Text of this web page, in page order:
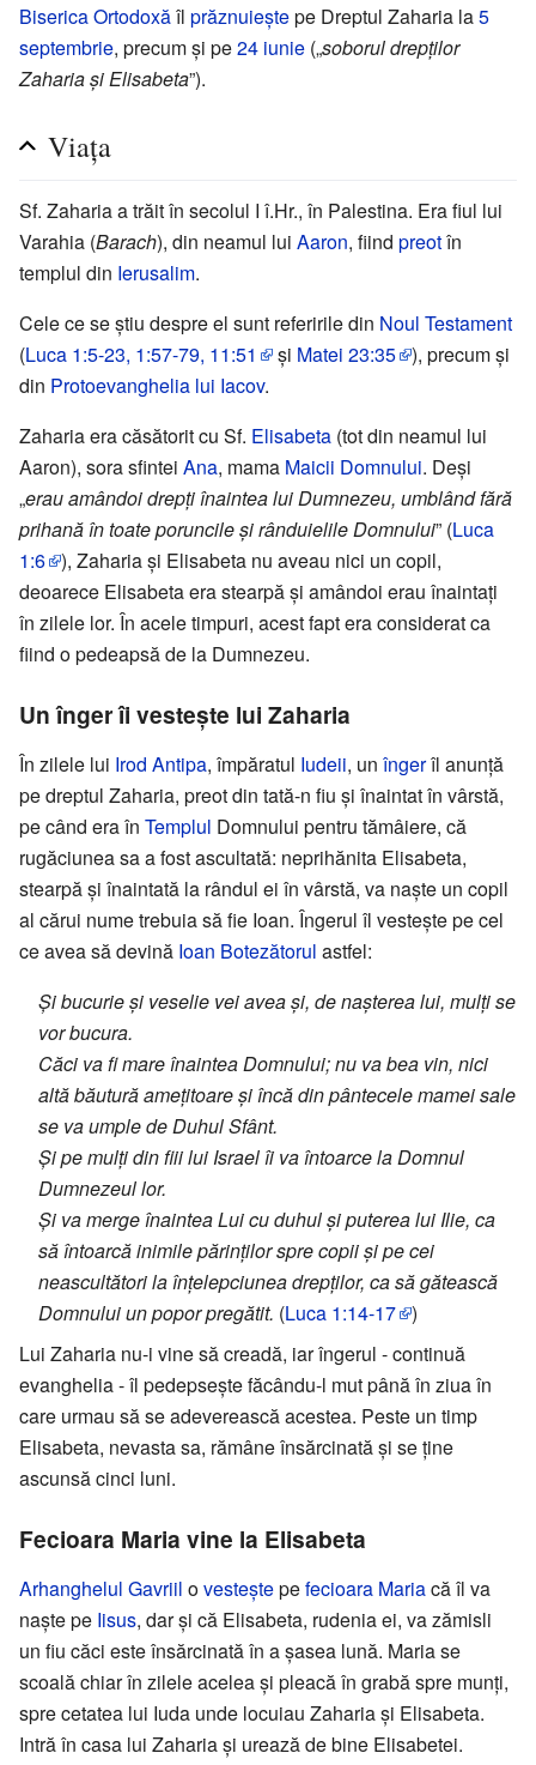
Biserica Ortodoxăîl prăznuieștepe Dreptul Zaharia la5
septembrie, precum și pe24 iunie („soborul drepților
Zaharia și Elisabeta”).
Viața
Sf. Zaharia a trăit în secolul I î.Hr., în Palestina. Era fiul lui
Varahia (Barach), din neamul lui Aaron, fiind preotîn
templul din Ierusalim.
Cele ce se știu despre el sunt referirile din Noul Testament
(Luca 1:5-23, 1:57-79, 11:51 și Matei 23:35 ), precum și
din Protoevanghelia lui Iacov.
Zaharia era căsătorit cu Sf. Elisabeta (tot din neamul lui
Aaron), sora sfintei Ana, mama Maicii Domnului. Deși
„erau amândoi drepți înaintea lui Dumnezeu, umblând fără
prihană în toate poruncile și rânduielile Domnului” (Luca
1:6 ), Zaharia și Elisabeta nu aveau nici un copil,
deoarece Elisabeta era stearpă și amândoi erau înaintați
în zilele lor. În acele timpuri, acest fapt era considerat ca
fiind o pedeapsă de la Dumnezeu.
Un înger îi vestește lui Zaharia
În zilele lui Irod Antipa, împăratul Iudeii, un îngerîl anunță
pe dreptul Zaharia, preot din tată-n fiu și înaintat în vârstă,
pe când era în Templul Domnului pentru tămâiere, că
rugăciunea sa a fost ascultată: neprihănita Elisabeta,
stearpă și înaintată la rândul ei în vârstă, va naște un copil
al cărui nume trebuia să fie Ioan. Îngerul îl vestește pe cel
ce avea să devină Ioan Botezătorul astfel:
Şi bucurie și veselie vei avea și, de nașterea lui, mulți se
vor bucura.
Căci va fi mare înaintea Domnului; nu va bea vin, nici
altă băutură amețitoare și încă din pântecele mamei sale
se va umple de Duhul Sfânt.
Şi pe mulți din fiii lui Israel îi va întoarce la Domnul
Dumnezeul lor.
Şi va merge înaintea Lui cu duhul și puterea lui Ilie, ca
să întoarcă inimile părinților spre copii și pe cei
neascultători la înțelepciunea drepților, ca să gătească
Domnului un popor pregătit. (Luca 1:14-17 )
Lui Zaharia nu-i vine să creadă, iar îngerul - continuă
evanghelia - îl pedepsește făcându-l mut până în ziua în
care urmau să se adeverească acestea. Peste un timp
Elisabeta, nevasta sa, rămâne însărcinată și se ține
ascunsă cinci luni.
Fecioara Maria vine la Elisabeta
Arhanghelul Gavriil ovesteștepefecioara Mariacă îl va
naște pe Iisus, dar și că Elisabeta, rudenia ei, va zămisli
un fiu căci este însărcinată în a șasea lună. Maria se
scoală chiar în zilele acelea și pleacă în grabă spre munți,
spre cetatea lui Iuda unde locuiau Zaharia și Elisabeta.
Intră în casa lui Zaharia și urează de bine Elisabetei.